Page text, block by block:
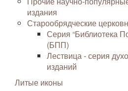
издания
Старообрядческие
Серия “Библиотека
(БПП)
Лествица - серия
изданий
Литые иконы